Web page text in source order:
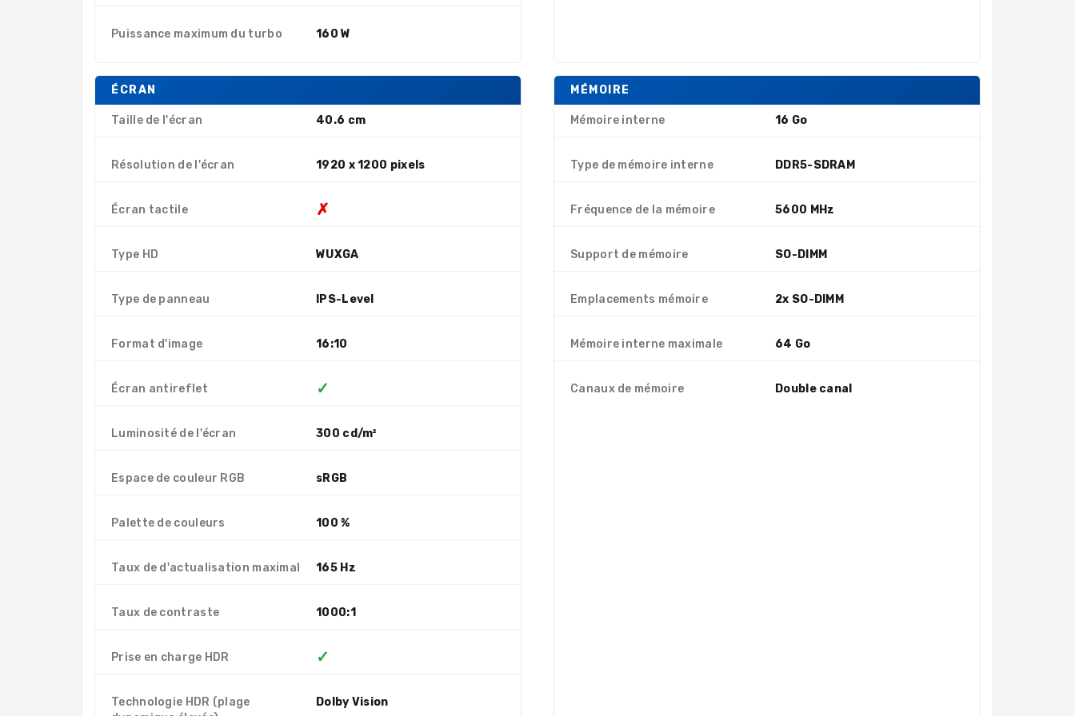
Puissance maximum du turbo 160 W
ÉCRAN
Taille de l'écran 40.6 cm
Résolution de l'écran 1920 x 1200 pixels
Écran tactile ✗
Type HD WUXGA
Type de panneau IPS-Level
Format d'image 16:10
Écran antireflet ✓
Luminosité de l'écran 300 cd/m²
Espace de couleur RGB sRGB
Palette de couleurs 100 %
Taux de d'actualisation maximal 165 Hz
Taux de contraste 1000:1
Prise en charge HDR ✓
Technologie HDR (plage
Dolby Vision
MÉMOIRE
Mémoire interne 16 Go
Type de mémoire interne DDR5-SDRAM
Fréquence de la mémoire 5600 MHz
Support de mémoire SO-DIMM
Emplacements mémoire 2x SO-DIMM
Mémoire interne maximale 64 Go
Canaux de mémoire Double canal